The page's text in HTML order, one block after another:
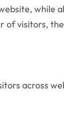
while
visitors,
across